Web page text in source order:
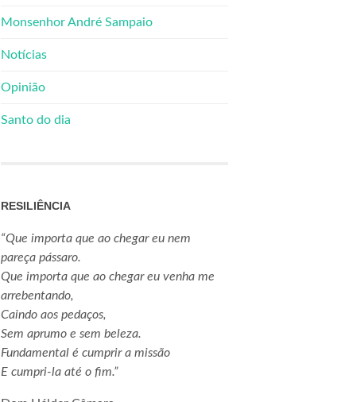
Monsenhor André Sampaio
Notícias
Opinião
Santo do dia
RESILIÊNCIA
“Que importa que ao chegar eu nem
pareça pássaro.
Que importa que ao chegar eu venha me
arrebentando,
Caindo aos pedaços,
Sem aprumo e sem beleza.
Fundamental é cumprir a missão
E cumpri-la até o fim.”